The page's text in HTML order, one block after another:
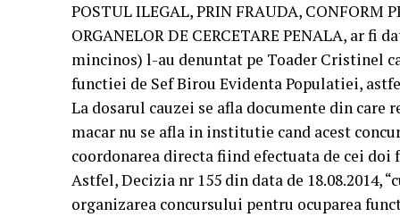
POSTUL ILEGAL, PRIN FRAUDA, CONFORM
ORGANELOR DE CERCETARE PENALA, ar fi
mincinos) l-au denuntat pe Toader Cristinel
functiei de Sef Birou Evidenta Populatiei,
La dosarul cauzei se afla documente din
macar nu se afla in institutie cand acest
coordonarea directa fiind efectuata de cei
Astfel, Decizia nr 155 din data de 18.08.2014,
organizarea concursului pentru ocuparea